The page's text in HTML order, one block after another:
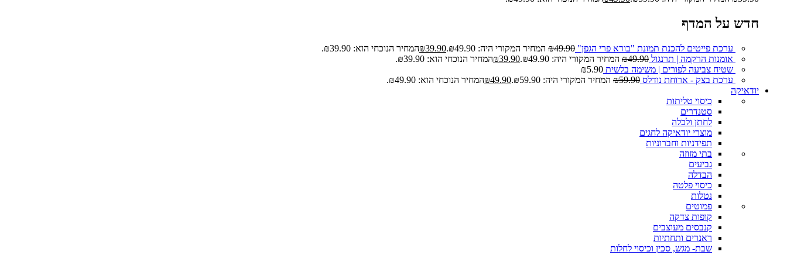
חדש על המדף
ערכת פייטים להכנת תמונת "בורא פרי הגפן" ₪49.90 המחיר המקורי היה: ₪49.90. ₪39.90
המחיר הנוכחי הוא: ₪39.90.
אומנות הרקמה | תרנגול
₪49.90 המחיר המקורי היה: ₪49.90. ₪39.90
המחיר הנוכחי הוא: ₪39.90.
שטיח צביעה לפורים | משימה בלשית
₪5.90
ערכת בצק - ארוחת נודלס
₪59.90 המחיר המקורי היה: ₪59.90. ₪49.90
המחיר הנוכחי הוא: ₪49.90.
יודאיקה
כיסוי טליתות
סטנדרים
לחתן ולכלה
מוצרי יודאיקה לחגים
תפידניות וחברוניות
בתי מזוזה
גביעים
הבדלה
כיסוי פלטה
נטלות
פמוטים
קופות צדקה
קנבסים מעוצבים
ראנרים ותחתיות
שבת- מגש, סכין וכיסוי לחלות